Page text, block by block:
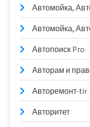
Автомойка,
Автомойка,
Автопоиск Pro
Авторам и
Авторемонт-tir
Авторитет